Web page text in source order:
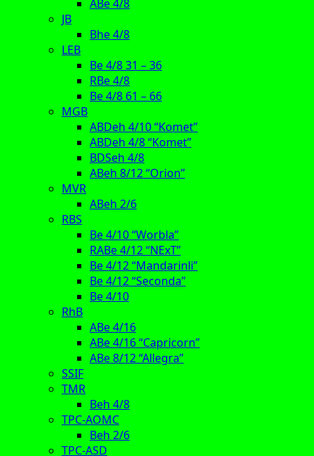
ABe 4/8
JB
Bhe 4/8
LEB
Be 4/8 31 – 36
RBe 4/8
Be 4/8 61 – 66
MGB
ABDeh 4/10 “Komet”
ABDeh 4/8 “Komet”
BDSeh 4/8
ABeh 8/12 “Orion”
MVR
ABeh 2/6
RBS
Be 4/10 “Worbla”
RABe 4/12 “NExT”
Be 4/12 “Mandarinli”
Be 4/12 “Seconda”
Be 4/10
RhB
ABe 4/16
ABe 4/16 “Capricorn”
ABe 8/12 “Allegra”
SSIF
TMR
Beh 4/8
TPC-AOMC
Beh 2/6
TPC-ASD